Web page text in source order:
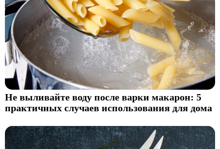
Не выливайте воду после варки макарон: 5
практичных случаев использования для дома